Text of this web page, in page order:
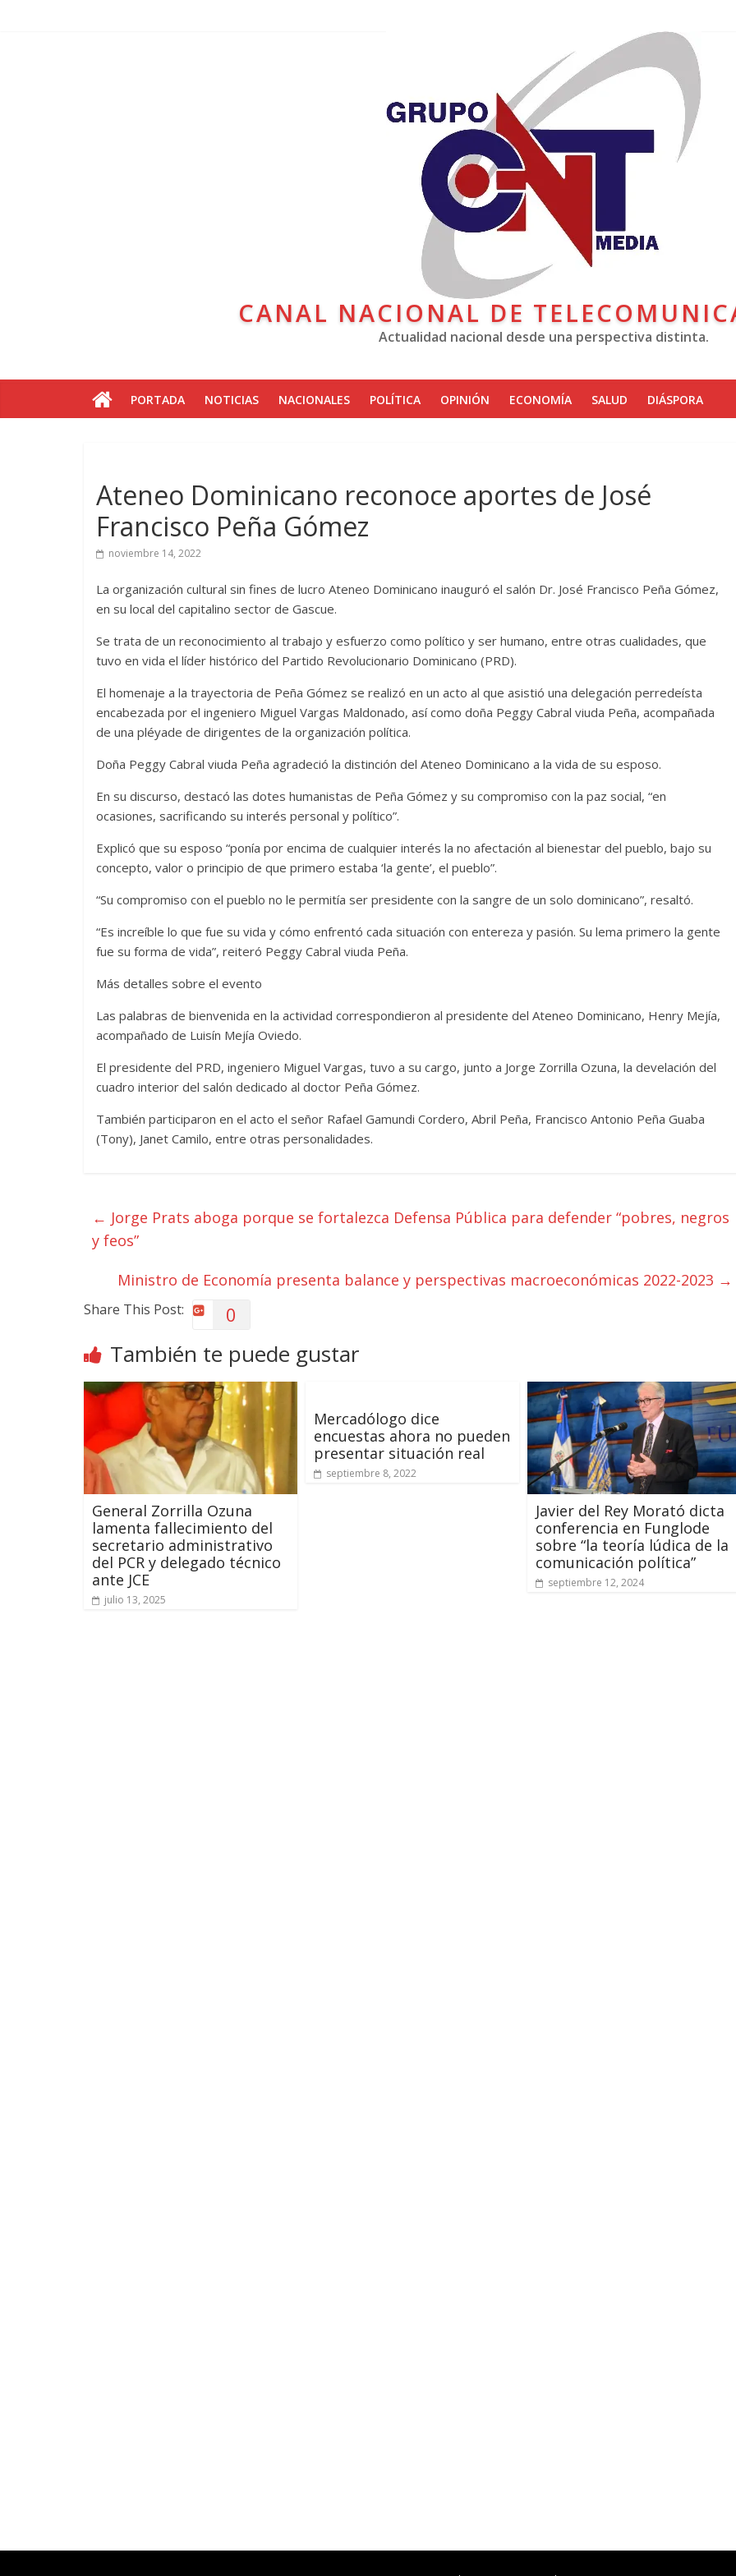
CANAL NACIONAL DE
Actualidad nacional desde una perspectiva distinta.
PORTADA NOTICIAS NACIONALES POLÍTICA OPINIÓN ECONOMÍA SALUD DIÁSPORA
Ateneo Dominicano reconoce aportes de José
Francisco Peña Gómez
noviembre 14, 2022
La organización cultural sin fines de lucro Ateneo Dominicano inauguró el salón Dr. José Francisco Peña Gómez,
en su local del capitalino sector de Gascue.
Se trata de un reconocimiento al trabajo y esfuerzo como político y ser humano, entre otras cualidades, que
tuvo en vida el líder histórico del Partido Revolucionario Dominicano (PRD).
El homenaje a la trayectoria de Peña Gómez se realizó en un acto al que asistió una delegación perredeísta
encabezada por el ingeniero Miguel Vargas Maldonado, así como doña Peggy Cabral viuda Peña, acompañada
de una pléyade de dirigentes de la organización política.
Doña Peggy Cabral viuda Peña agradeció la distinción del Ateneo Dominicano a la vida de su esposo.
En su discurso, destacó las dotes humanistas de Peña Gómez y su compromiso con la paz social, “en
ocasiones, sacrificando su interés personal y político”.
Explicó que su esposo “ponía por encima de cualquier interés la no afectación al bienestar del pueblo, bajo su
concepto, valor o principio de que primero estaba ‘la gente’, el pueblo”.
“Su compromiso con el pueblo no le permitía ser presidente con la sangre de un solo dominicano”, resaltó.
“Es increíble lo que fue su vida y cómo enfrentó cada situación con entereza y pasión. Su lema primero la gente
fue su forma de vida”, reiteró Peggy Cabral viuda Peña.
Más detalles sobre el evento
Las palabras de bienvenida en la actividad correspondieron al presidente del Ateneo Dominicano, Henry Mejía,
acompañado de Luisín Mejía Oviedo.
El presidente del PRD, ingeniero Miguel Vargas, tuvo a su cargo, junto a Jorge Zorrilla Ozuna, la develación del
cuadro interior del salón dedicado al doctor Peña Gómez.
También participaron en el acto el señor Rafael Gamundi Cordero, Abril Peña, Francisco Antonio Peña Guaba
(Tony), Janet Camilo, entre otras personalidades.
← Jorge Prats aboga porque se fortalezca Defensa Pública para defender “pobres, negros
y feos”
Ministro de Economía presenta balance y perspectivas macroeconómicas 2022-2023 →
Share This Post: 0
También te puede gustar
General Zorrilla Ozuna
lamenta fallecimiento del
secretario administrativo
del PCR y delegado técnico
ante JCE
julio 13, 2025
Mercadólogo dice
encuestas ahora no pueden
presentar situación real
septiembre 8, 2022
Javier del Rey Morató dicta
conferencia en Funglode
sobre “la teoría lúdica de la
comunicación política”
septiembre 12, 2024